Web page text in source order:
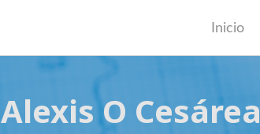
Inicio
Alexis O Cesárea